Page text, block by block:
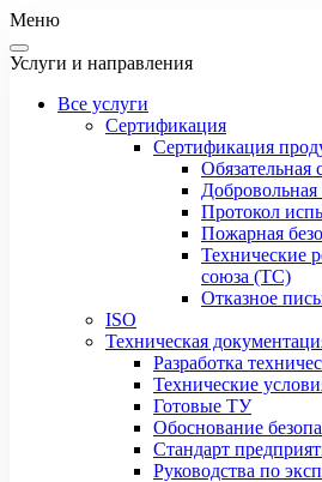
Меню
Услуги и направления
Все услуги
Сертификация
Сертификация
Обязательная
Протокол
Пожарная
Технические
союза (ТС)
Отказное
ISO
Техническая
Разработка
Технические
Готовые ТУ
Обоснование
Стандарт
Руководства по